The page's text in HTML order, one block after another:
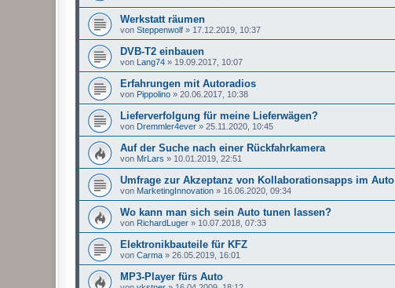
Werkstatt räumen
von Steppenwolf » 17.12.2019, 10:37
DVB-T2 einbauen
von Lang74 » 19.09.2017, 10:07
Erfahrungen mit Autoradios
von Pippolino » 20.06.2017, 10:38
Lieferverfolgung für meine Lieferwägen?
von Dremmler4ever » 25.11.2020, 10:45
Auf der Suche nach einer Rückfahrkamera
von MrLars » 10.01.2019, 22:51
Umfrage zur Akzeptanz von Kollaborationsapps im Auto
von MarketingInnovation » 16.06.2020, 09:34
Wo kann man sich sein Auto tunen lassen?
von RichardLuger » 10.07.2018, 07:33
Elektronikbauteile für KFZ
von Carma » 26.05.2019, 16:01
MP3-Player fürs Auto